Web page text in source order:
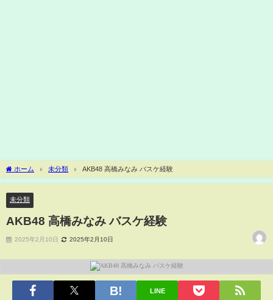
ホーム 未分類 AKB48 高橋みなみ バスケ経験
未分類
AKB48 高橋みなみ バスケ経験
2025年2月10日 2025年2月10日
LINE